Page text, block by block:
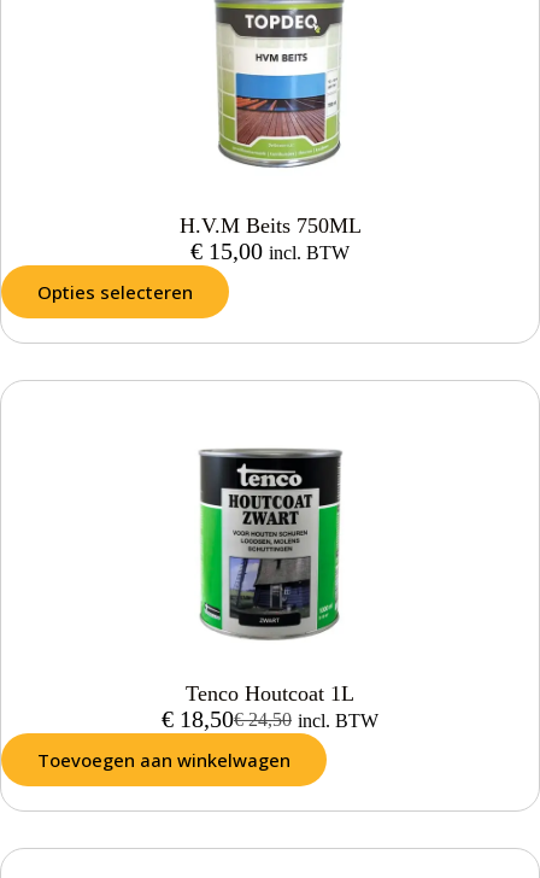
H.V.M Beits 750ML
€ 15,00 incl. BTW
Opties selecteren
Tenco Houtcoat 1L
€24,50
€ 18,50 incl. BTW
Toevoegen aan winkelwagen